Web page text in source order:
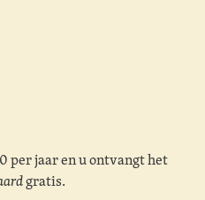
per jaar en u ontvangt het
gratis.